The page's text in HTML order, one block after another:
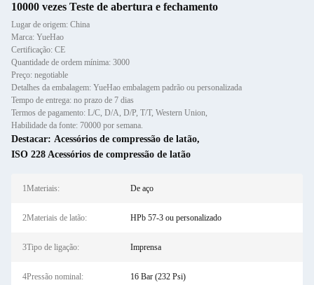
10000 vezes Teste de abertura e fechamento
Lugar de origem: China
Marca: YueHao
Certificação: CE
Quantidade de ordem mínima: 3000
Preço: negotiable
Detalhes da embalagem: YueHao embalagem padrão ou personalizada
Tempo de entrega: no prazo de 7 dias
Termos de pagamento: L/C, D/A, D/P, T/T, Western Union,
Habilidade da fonte: 70000 por semana.
Destacar: Acessórios de compressão de latão,
ISO 228 Acessórios de compressão de latão
1Materiais: De aço
2Materiais de latão: HPb 57-3 ou personalizado
3Tipo de ligação: Imprensa
4Pressão nominal: 16 Bar (232 Psi)